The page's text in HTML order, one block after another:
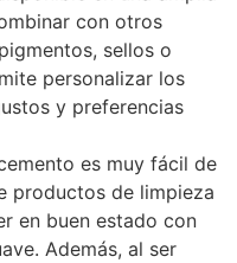
con otros
sellos o
personalizar los
y preferencias
es muy fácil de
productos de limpieza
en buen estado con
Además, al ser